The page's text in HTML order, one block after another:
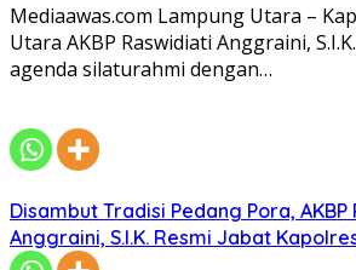
Mediaawas.com Lampung Utara –
Utara AKBP Raswidiati Anggraini,
agenda silaturahmi dengan…
Disambut Tradisi Pedang Pora, AKBP
Anggraini, S.I.K. Resmi Jabat